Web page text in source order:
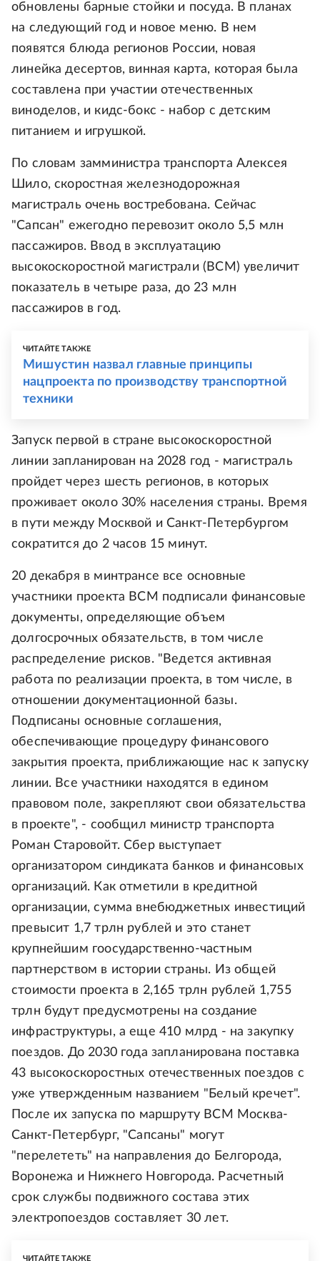
обновлены барные стойки и посуда. В планах
на следующий год и новое меню. В нем
появятся блюда регионов России, новая
линейка десертов, винная карта, которая была
составлена при участии отечественных
виноделов, и кидс-бокс - набор с детским
питанием и игрушкой.
По словам замминистра транспорта Алексея
Шило, скоростная железнодорожная
магистраль очень востребована. Сейчас
"Сапсан" ежегодно перевозит около 5,5 млн
пассажиров. Ввод в эксплуатацию
высокоскоростной магистрали (ВСМ) увеличит
показатель в четыре раза, до 23 млн
пассажиров в год.
ЧИТАЙТЕ ТАКЖЕ
Мишустин назвал главные принципы
нацпроекта по производству транспортной
техники
Запуск первой в стране высокоскоростной
линии запланирован на 2028 год - магистраль
пройдет через шесть регионов, в которых
проживает около 30% населения страны. Время
в пути между Москвой и Санкт-Петербургом
сократится до 2 часов 15 минут.
20 декабря в минтрансе все основные
участники проекта ВСМ подписали финансовые
документы, определяющие объем
долгосрочных обязательств, в том числе
распределение рисков. "Ведется активная
работа по реализации проекта, в том числе, в
отношении документационной базы.
Подписаны основные соглашения,
обеспечивающие процедуру финансового
закрытия проекта, приближающие нас к запуску
линии. Все участники находятся в едином
правовом поле, закрепляют свои обязательства
в проекте", - сообщил министр транспорта
Роман Старовойт. Сбер выступает
организатором синдиката банков и финансовых
организаций. Как отметили в кредитной
организации, сумма внебюджетных инвестиций
превысит 1,7 трлн рублей и это станет
крупнейшим гоосударственно-частным
партнерством в истории страны. Из общей
стоимости проекта в 2,165 трлн рублей 1,755
трлн будут предусмотрены на создание
инфраструктуры, а еще 410 млрд - на закупку
поездов. До 2030 года запланирована поставка
43 высокоскоростных отечественных поездов с
уже утвержденным названием "Белый кречет".
После их запуска по маршруту ВСМ Москва-
Санкт-Петербург, "Сапсаны" могут
"перелететь" на направления до Белгорода,
Воронежа и Нижнего Новгорода. Расчетный
срок службы подвижного состава этих
электропоездов составляет 30 лет.
ЧИТАЙТЕ ТАКЖЕ